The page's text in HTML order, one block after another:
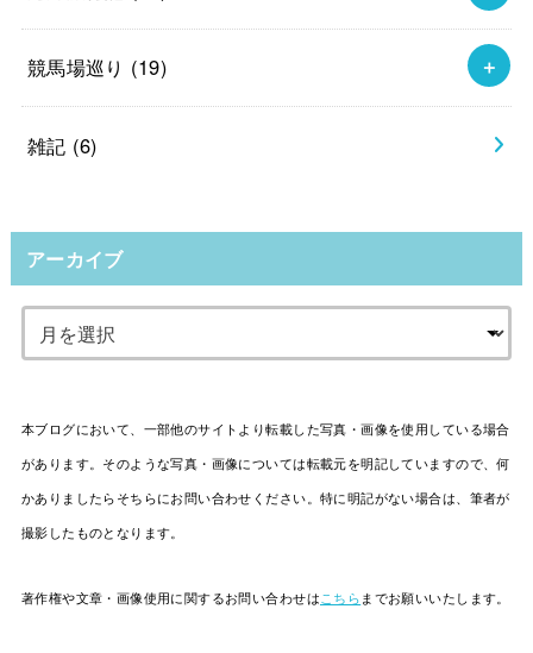
競馬場巡り (19)
雑記 (6)
アーカイブ
本ブログにおいて、一部他のサイトより転載した写真・画像を使用している場合
があります。そのような写真・画像については転載元を明記していますので、何
かありましたらそちらにお問い合わせください。特に明記がない場合は、筆者が
撮影したものとなります。
著作権や文章・画像使用に関するお問い合わせはこちら までお願いいたします。